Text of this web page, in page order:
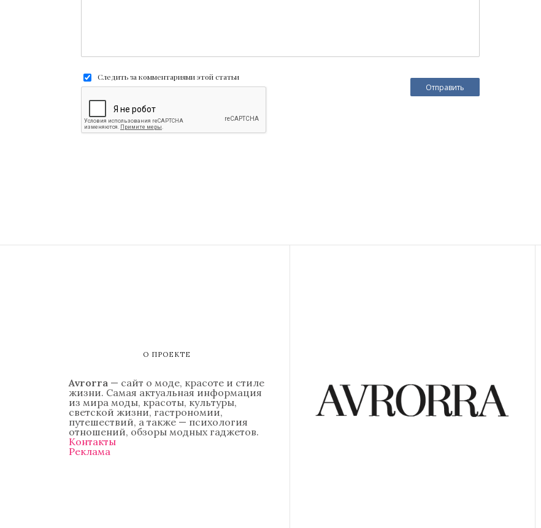
Следить за комментариями этой статьи
О ПРОЕКТЕ
Avrorra — сайт о моде, красоте и стиле
жизни. Самая актуальная информация
из мира моды, красоты, культуры,
светской жизни, гастрономии,
путешествий, а также — психология
отношений, обзоры модных гаджетов.
Контакты
Реклама